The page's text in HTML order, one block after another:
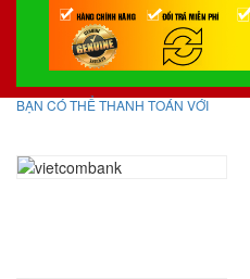
BẠN CÓ THỂ THANH TOÁN VỚI